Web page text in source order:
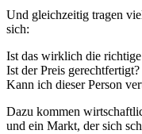
Und gleichzeitig tragen
sich:
Ist das wirklich die
Ist der Preis gerechtfertigt?
Kann ich dieser Person
Dazu kommen
und ein Markt, der sich